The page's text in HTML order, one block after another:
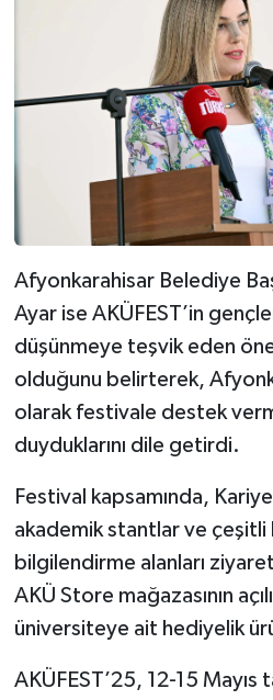
Afyonkarahisar Belediye
Ayar ise AKÜFEST’in
düşünmeye teşvik eden
olduğunu belirterek,
olarak festivale destek
duyduklarını dile getirdi.
Festival kapsamında,
akademik stantlar ve çeşitli
bilgilendirme alanları
AKÜ Store mağazasının
üniversiteye ait hediyelik
AKÜFEST’25, 12-15 Mayıs